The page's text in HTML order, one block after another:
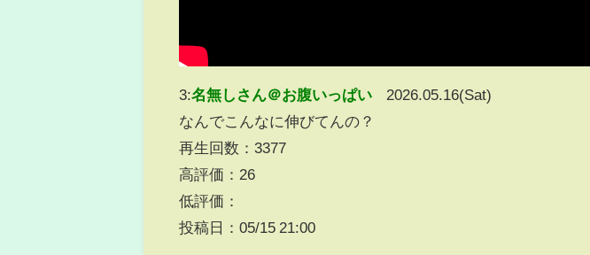
3:名無しさん＠お腹いっぱい
2026.05.16(Sat)
なんでこんなに伸びてんの？
再生回数：3377
高評価：26
低評価：
投稿日：05/15 21:00